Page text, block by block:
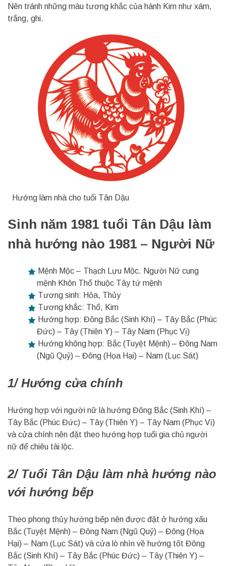
Nên tránh những màu tương khắc của hành Kim như xám,
trắng, ghi.
Hướng làm nhà cho tuổi Tân Dậu
Sinh năm 1981 tuổi Tân Dậu làm
nhà hướng nào 1981 – Người Nữ
Mệnh Mộc – Thạch Lựu Mộc. Người Nữ cung
mệnh Khôn Thổ thuộc Tây tứ mệnh
Tương sinh: Hỏa, Thủy
Tương khắc: Thổ, Kim
Hướng hợp: Đông Bắc (Sinh Khí) – Tây Bắc (Phúc
Đức) – Tây (Thiên Y) – Tây Nam (Phục Vị)
Hướng không hợp: Bắc (Tuyệt Mệnh) – Đông Nam
(Ngũ Quỷ) – Đông (Họa Hại) – Nam (Lục Sát)
1/ Hướng cửa chính
Hướng hợp với người nữ là hướng Đông Bắc (Sinh Khí) –
Tây Bắc (Phúc Đức) – Tây (Thiên Y) – Tây Nam (Phục Vị)
và cửa chính nên đặt theo hướng hợp tuổi gia chủ người
nữ để chiêu tài lộc.
2/ Tuổi Tân Dậu làm nhà hướng nào
với hướng bếp
Theo phong thủy hướng bếp nên được đặt ở hướng xấu
Bắc (Tuyệt Mệnh) – Đông Nam (Ngũ Quỷ) – Đông (Họa
Hại) – Nam (Lục Sát) và cửa lò nhìn về hướng tốt Đông
Bắc (Sinh Khí) – Tây Bắc (Phúc Đức) – Tây (Thiên Y) –